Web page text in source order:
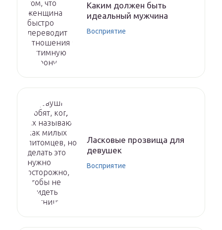
Каким должен быть
идеальный мужчина
Восприятие
Ласковые прозвища для
девушек
Восприятие